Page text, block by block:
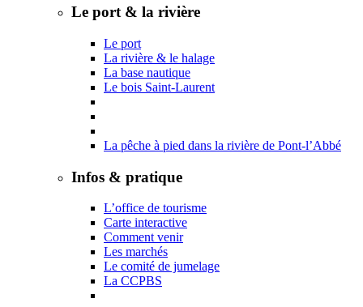
Le port & la rivière
Le port
La rivière & le halage
La base nautique
Le bois Saint-Laurent
La pêche à pied dans la rivière de Pont-l’Abbé
Infos & pratique
L’office de tourisme
Carte interactive
Comment venir
Les marchés
Le comité de jumelage
La CCPBS